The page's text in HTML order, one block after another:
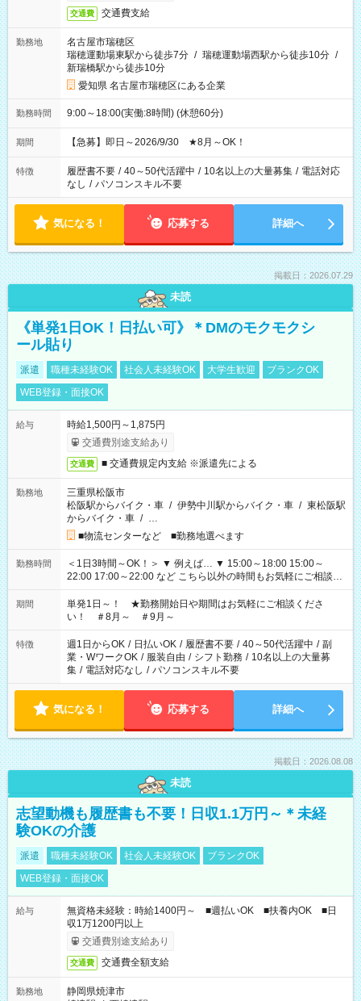
交通費 交通費支給
勤務地
名古屋市瑞穂区
瑞穂運動場東駅から徒歩7分 / 瑞穂運動場西駅から徒歩10分 /
新瑞橋駅から徒歩10分
愛知県 名古屋市瑞穂区にある企業
勤務時間 9:00～18:00(実働:8時間) (休憩60分)
期間 【急募】即日～2026/9/30 ★8月～OK！
特徴 履歴書不要 / 40～50代活躍中 / 10名以上の大量募集 / 電話対応
なし / パソコンスキル不要
気になる！ 応募する 詳細へ
掲載日：2026.07.29
未読
《単発1日OK！日払い可》＊DMのモクモクシ
ール貼り
派遣 職種未経験OK 社会人未経験OK 大学生歓迎
ブランクOK
WEB登録・面接OK
給与
時給1,500円～1,875円
交通費別途支給あり
交通費 ■ 交通費規定内支給 ※派遣先による
勤務地
三重県松阪市
松阪駅からバイク・車 / 伊勢中川駅からバイク・車 / 東松阪駅
からバイク・車 / …
■物流センターなど ■勤務地選べます
勤務時間
＜1日3時間～OK！＞ ▼ 例えば… ▼ 15:00～18:00 15:00～
22:00 17:00～22:00 など こちら以外の時間もお気軽にご相談く
ださい！
期間
単発1日～！ ★勤務開始日や期間はお気軽にご相談くださ
い！ ＃8月～ ＃9月～
特徴 週1日からOK / 日払いOK / 履歴書不要 / 40～50代活躍中 / 副
業・WワークOK / 服装自由 / シフト勤務 / 10名以上の大量募
集 / 電話対応なし / パソコンスキル不要
気になる！ 応募する 詳細へ
掲載日：2026.08.08
未読
志望動機も履歴書も不要！日収1.1万円～＊未経
験OKの介護
派遣 職種未経験OK 社会人未経験OK
ブランクOK
WEB登録・面接OK
給与
無資格未経験：時給1400円～ ■週払いOK ■扶養内OK ■日
収1万1200円以上
交通費別途支給あり
交通費 交通費全額支給
勤務地
静岡県焼津市